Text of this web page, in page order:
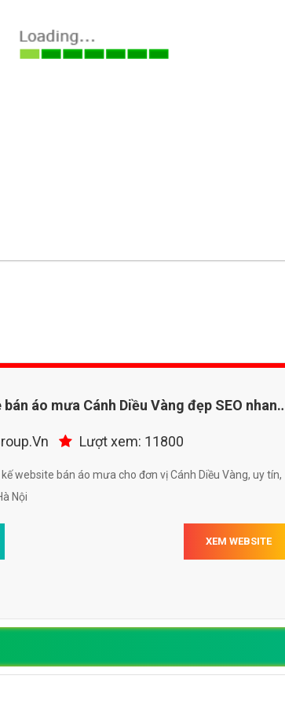
áo mưa Cánh Diều Vàng đẹp SEO nhanh
Lượt xem: 11800
website bán áo mưa cho đơn vị Cánh Diều Vàng, uy tín,
Nội
XEM WEBSITE